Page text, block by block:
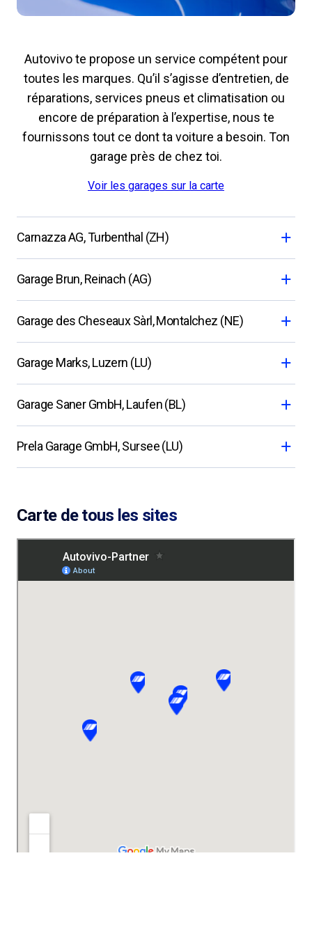
Autovivo te propose un service compétent pour
toutes les marques. Qu’il s’agisse d’entretien, de
réparations, services pneus et climatisation ou
encore de préparation à l’expertise, nous te
fournissons tout ce dont ta voiture a besoin. Ton
garage près de chez toi.
Voir les garages sur la carte
Carnazza AG, Turbenthal (ZH)
Garage Brun, Reinach (AG)
Garage des Cheseaux Sàrl, Montalchez (NE)
Garage Marks, Luzern (LU)
Garage Saner GmbH, Laufen (BL)
Prela Garage GmbH, Sursee (LU)
Carte de tous les sites